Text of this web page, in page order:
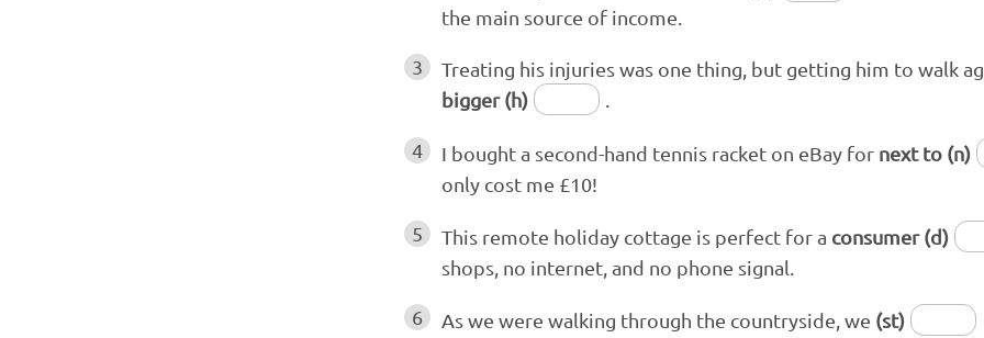
the main source of income.
3 Treating his injuries was one thing, but getting him to walk
bigger (h)
4 I bought a second-hand tennis racket on eBay for next to (n)
only cost me £10!
5 This remote holiday cottage is perfect for a consumer (d)
shops, no internet, and no phone signal.
6 As we were walking through the countryside, we (st)